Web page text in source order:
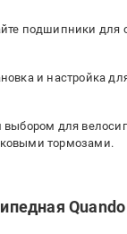
подшипники для
и настройка
выбором для
тормозами.